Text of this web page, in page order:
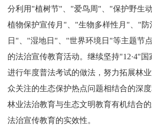
分利用"植树节"、"爱鸟周"、"保护野生
植物保护宣传月"、"生物多样性月"、"防
日"、"湿地日"、"世界环境日"等主题节
的法治宣传教育活动。继续坚持"12·4"
进行年度普法考试的做法，努力拓展林
众关注的生态保护热点问题相结合的深
林业法治教育与生态文明教育有机结合
法治宣传教育的实效性。